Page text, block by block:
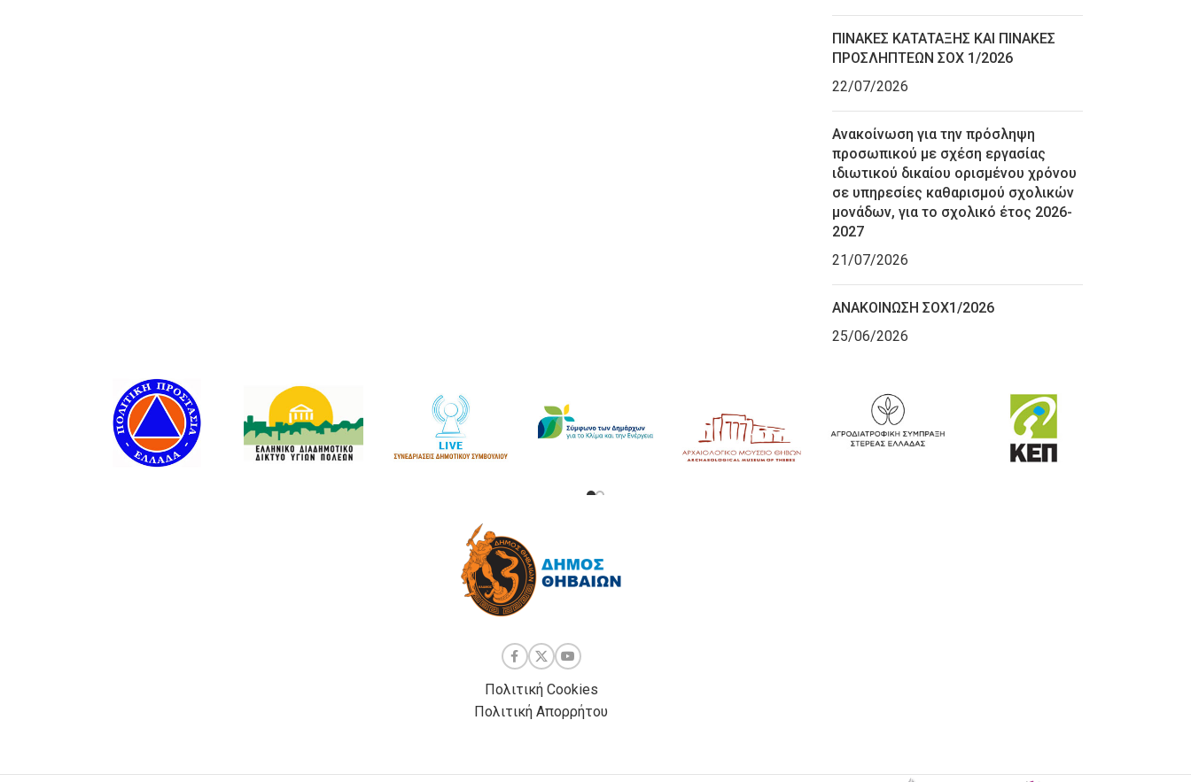
ΠΙΝΑΚΕΣ ΚΑΤΑΤΑΞΗΣ ΚΑΙ ΠΙΝΑΚΕΣ
ΠΡΟΣΛΗΠΤΕΩΝ ΣΟΧ 1/2026
22/07/2026
Ανακοίνωση για την πρόσληψη
προσωπικού με σχέση εργασίας
ιδιωτικού δικαίου ορισμένου χρόνου
σε υπηρεσίες καθαρισμού σχολικών
μονάδων, για το σχολικό έτος 2026-
2027
21/07/2026
ΑΝΑΚΟΙΝΩΣΗ ΣΟΧ1/2026
25/06/2026
Πολιτική Cookies
Πολιτική Απορρήτου